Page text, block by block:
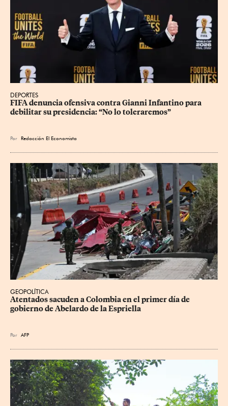
DEPORTES
FIFA denuncia ofensiva contra Gianni Infantino para
debilitar su presidencia: “No lo toleraremos”
Por Redacción El Economista
GEOPOLÍTICA
Atentados sacuden a Colombia en el primer día de
gobierno de Abelardo de la Espriella
Por AFP